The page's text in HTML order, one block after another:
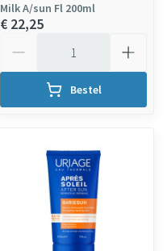
Milk A/sun Fl 200ml
€ 22,25
Bestel